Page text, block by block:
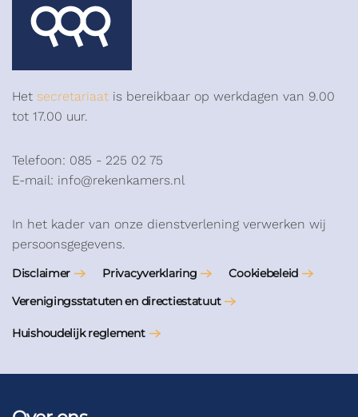
Het secretariaat is bereikbaar op werkdagen van 9.00
tot 17.00 uur.
Telefoon: 085 - 225 02 75
E-mail: info@rekenkamers.nl
In het kader van onze dienstverlening verwerken wij
persoonsgegevens.
Disclaimer Privacyverklaring
Cookiebeleid
Verenigingsstatuten en directiestatuut
Huishoudelijk reglement